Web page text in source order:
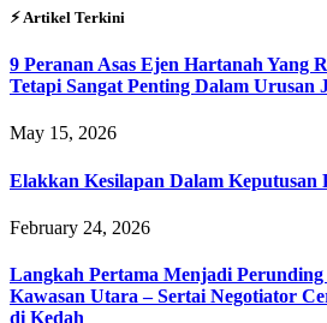
⚡︎ Artikel Terkini
9 Peranan Asas Ejen Hartanah Yang
Tetapi Sangat Penting Dalam Urusan
May 15, 2026
Elakkan Kesilapan Dalam Keputusan
February 24, 2026
Langkah Pertama Menjadi
Kawasan Utara – Sertai Negotiator
di Kedah